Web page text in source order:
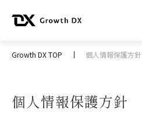
Growth DX TOP 個人情報保護方針
個人情報保護方針